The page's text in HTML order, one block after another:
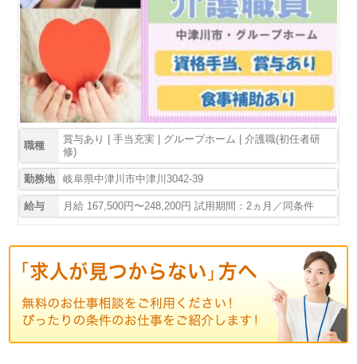
職種
賞与あり | 手当充実 | グループホーム | 介護職(初任者研
修)
勤務地 岐阜県中津川市中津川3042-39
給与 月給 167,500円〜248,200円 試用期間：2ヵ月／同条件